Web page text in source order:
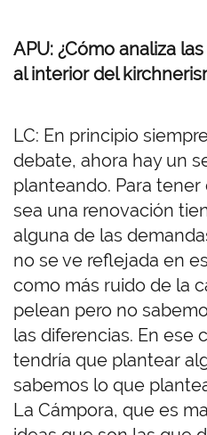
APU: ¿Cómo analiza
al interior del
LC: En principio
debate, ahora hay un
planteando. Para
sea una renovación
alguna de las
no se ve reflejada en
como más ruido de la
pelean pero no
las diferencias. En ese
tendría que plantear
sabemos lo que
La Cámpora, que es